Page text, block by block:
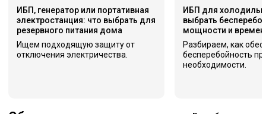
ИБП, генератор или портативная
электростанция: что выбрать для
резервного питания дома
Ищем подходящую защиту от
отключения электричества.
ИБП для
выбрать
мощности и
Разбираем, как
бесперебойность
необходимости.